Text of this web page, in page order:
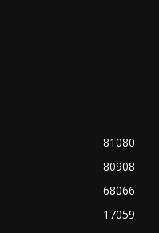
81080
80908
68066
17059